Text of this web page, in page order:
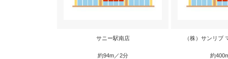
サニー駅南店
約94m／2分
（株）サンリブ
約